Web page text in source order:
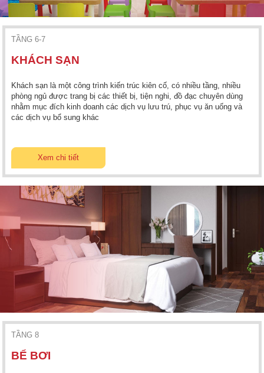
TẦNG 6-7
KHÁCH SẠN
Khách sạn là một công trình kiến trúc kiên cố, có nhiều tầng, nhiều
phòng ngủ được trang bị các thiết bị, tiện nghi, đồ đạc chuyên dùng
nhằm mục đích kinh doanh các dịch vụ lưu trú, phục vụ ăn uống và
các dịch vụ bổ sung khác
Xem chi tiết
TẦNG 8
BỂ BƠI